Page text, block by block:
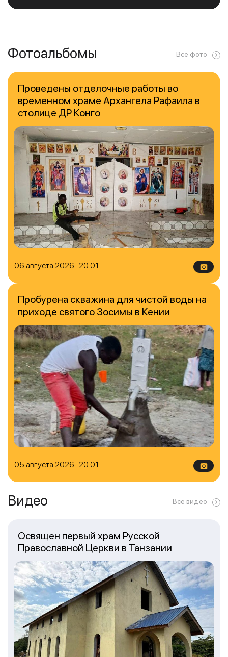
Фотоальбомы Все фото
06 августа 2026 20:01
Проведены отделочные работы во
временном храме Архангела Рафаила в
столице ДР Конго
05 августа 2026 20:01
Пробурена скважина для чистой воды на
приходе святого Зосимы в Кении
Видео Все видео
Освящен первый храм Русской
Православной Церкви в Танзании